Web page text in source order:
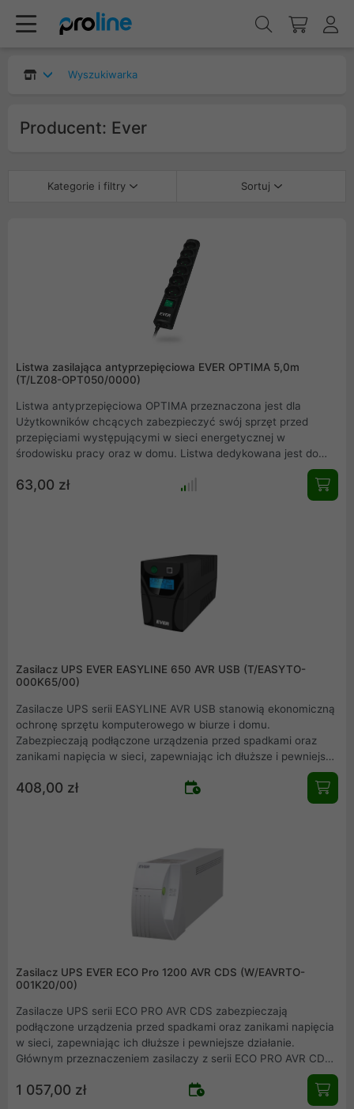
Wyszukiwarka
Producent: Ever
Kategorie i filtry Sortuj
Listwa zasilająca antyprzepięciowa EVER OPTIMA 5,0m
(T/LZ08-OPT050/0000)
Listwa antyprzepięciowa OPTIMA przeznaczona jest dla
Użytkowników chcących zabezpieczyć swój sprzęt przed
przepięciami występującymi w sieci energetycznej w
środowisku pracy oraz w domu. Listwa dedykowana jest do
urządzenia peryferyjne oraz sprzęt RTV.
63,00 zł
Zasilacz UPS EVER EASYLINE 650 AVR USB (T/EASYTO-
000K65/00)
Zasilacze UPS serii EASYLINE AVR USB stanowią ekonomiczną
ochronę sprzętu komputerowego w biurze i domu.
Zabezpieczają podłączone urządzenia przed spadkami oraz
zanikami napięcia w sieci, zapewniając ich dłuższe i pewniejsze
działanie. Głównym przeznaczeniem zasilaczy z serii EASYLINE
AVR USB jest zabezpieczenie przed niekontrolowaną utratą
zasilania: komputerów PC, stanowisk DTP i stacji roboczych,
408,00 zł
Zasilacz UPS EVER ECO Pro 1200 AVR CDS (W/EAVRTO-
001K20/00)
Zasilacze UPS serii ECO PRO AVR CDS zabezpieczają
podłączone urządzenia przed spadkami oraz zanikami napięcia
w sieci, zapewniając ich dłuższe i pewniejsze działanie.
Głównym przeznaczeniem zasilaczy z serii ECO PRO AVR CDS
jest zabezpieczenie przed niekontrolowaną utratą zasilania:
komputerów PC, stanowisk DTP i stacji roboczych, kas
1 057,00 zł